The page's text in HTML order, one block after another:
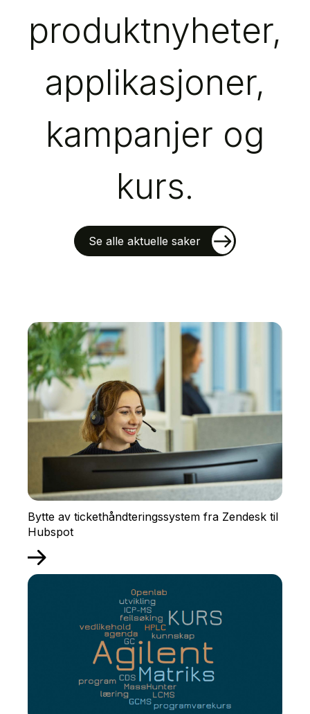
produktnyheter,
applikasjoner,
kampanjer og
kurs.
Se alle aktuelle saker
Bytte av tickethåndteringssystem fra Zendesk til
Hubspot